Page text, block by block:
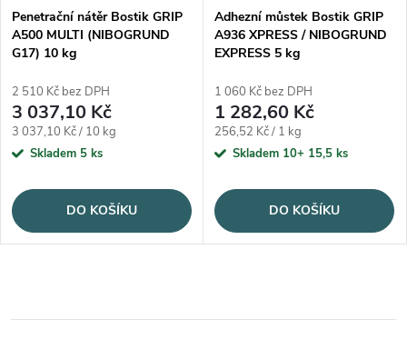
Penetrační nátěr Bostik GRIP
A500 MULTI (NIBOGRUND
G17) 10 kg
2 510 Kč bez DPH
3 037,10 Kč
Měrná cena:
3 037,10 Kč / 10 kg
Skladem 5 ks
DO KOŠÍKU
Adhezní můstek Bostik GRIP
A936 XPRESS / NIBOGRUND
EXPRESS 5 kg
1 060 Kč bez DPH
1 282,60 Kč
Měrná cena:
256,52 Kč / 1 kg
Skladem 10+ 15,5 ks
DO KOŠÍKU